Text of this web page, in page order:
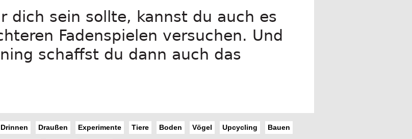
dich sein sollte, kannst du auch es
Fadenspielen versuchen. Und
schaffst du dann auch das
Drinnen Draußen Experimente Tiere Boden Vögel Upcycling Bauen